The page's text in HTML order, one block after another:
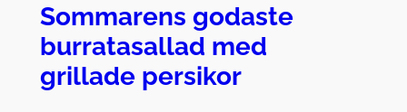
Sommarens godaste
burratasallad med
grillade persikor